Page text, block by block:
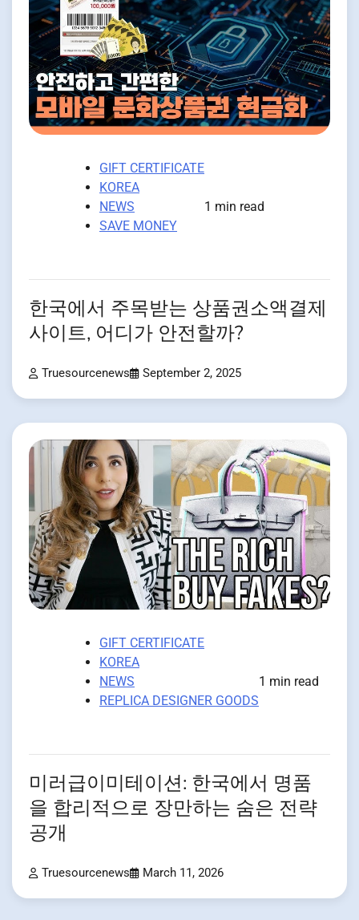
GIFT CERTIFICATE
KOREA
NEWS
SAVE MONEY
1 min read
한국에서 주목받는 상품권소액결제
사이트, 어디가 안전할까?
Truesourcenews September 2, 2025
GIFT CERTIFICATE
KOREA
NEWS
REPLICA DESIGNER GOODS
1 min read
미러급이미테이션: 한국에서 명품
을 합리적으로 장만하는 숨은 전략
공개
Truesourcenews March 11, 2026